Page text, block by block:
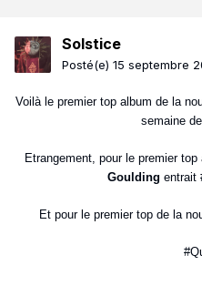
Solstice
Posté(e) 15 septembre
Voilà le premier top album de la
semaine
Etrangement, pour le premier
Goulding entrait
Et pour le premier top de la